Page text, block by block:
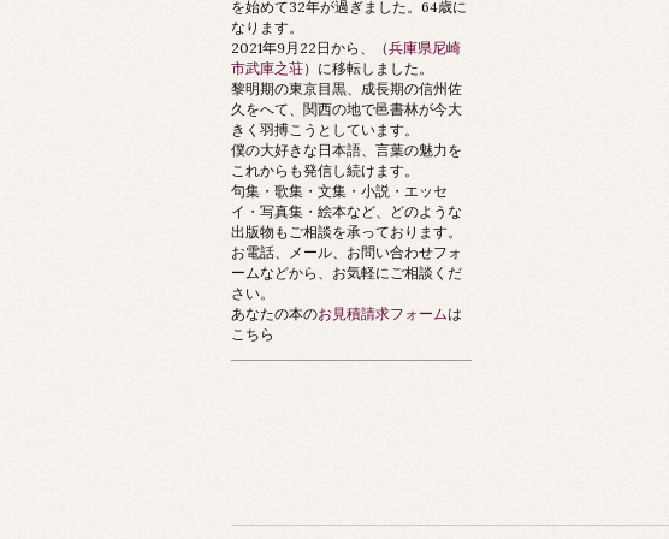
を始めて32年が過ぎました。64歳に
なります。
2021年9月22日から、（兵庫県尼崎
市武庫之荘）に移転しました。
黎明期の東京目黒、成長期の信州佐
久をへて、関西の地で邑書林が今大
きく羽搏こうとしています。
僕の大好きな日本語、言葉の魅力を
これからも発信し続けます。
句集・歌集・文集・小説・エッセ
イ・写真集・絵本など、どのような
出版物もご相談を承っております。
お電話、メール、お問い合わせフォ
ームなどから、お気軽にご相談くだ
さい。
あなたの本のお見積請求フォームは
こちら